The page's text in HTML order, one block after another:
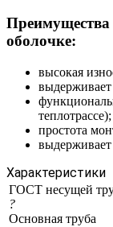
оболочке:
высокая
теплотрассе);
простота
Характеристики
ГОСТ несущей
?
Основная труба